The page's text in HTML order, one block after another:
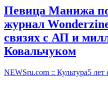
Певица Манижа
журнал
связях с АП и
Ковальчуком
NEWSru.com :: Культура5 лет